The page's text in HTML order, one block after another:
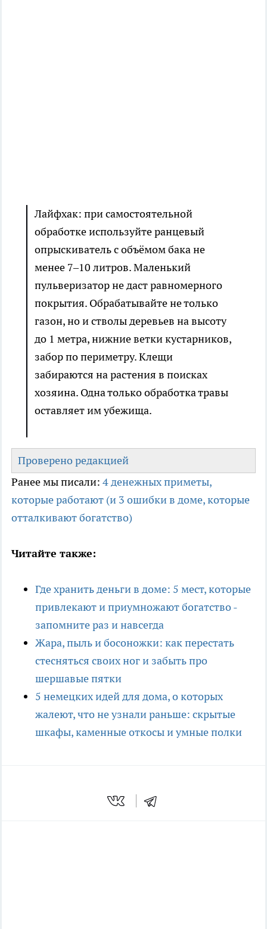
Лайфхак: при самостоятельной
обработке используйте ранцевый
опрыскиватель с объёмом бака не
менее 7–10 литров. Маленький
пульверизатор не даст равномерного
покрытия. Обрабатывайте не только
газон, но и стволы деревьев на высоту
до 1 метра, нижние ветки кустарников,
забор по периметру. Клещи
забираются на растения в поисках
хозяина. Одна только обработка травы
оставляет им убежища.
Проверено редакцией
Ранее мы писали: 4 денежных приметы,
которые работают (и 3 ошибки в доме, которые
отталкивают богатство)
Читайте также:
Где хранить деньги в доме: 5 мест, которые
привлекают и приумножают богатство -
запомните раз и навсегда
Жара, пыль и босоножки: как перестать
стесняться своих ног и забыть про
шершавые пятки
5 немецких идей для дома, о которых
жалеют, что не узнали раньше: скрытые
шкафы, каменные откосы и умные полки